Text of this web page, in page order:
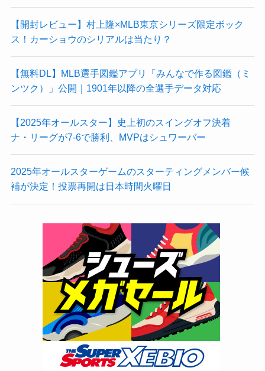
【開封レビュー】村上隆×MLB東京シリーズ限定ボック
ス！カーショウのシリアルは当たり？
【無料DL】MLB選手図鑑アプリ「みんなで作る図鑑（ミ
ンツク）」公開｜1901年以降の全選手データ対応
【2025年オールスター】史上初のスイングオフ決着
ナ・リーグが7-6で勝利、MVPはシュワーバー
2025年オールスターゲームのスターティングメンバー候
補が決定！投票再開は日本時間火曜日